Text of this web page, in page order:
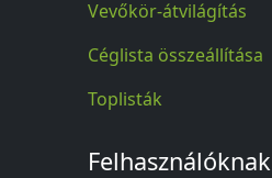
Vevőkör-átvilágítás
Céglista összeállítása
Toplisták
Felhasználóknak